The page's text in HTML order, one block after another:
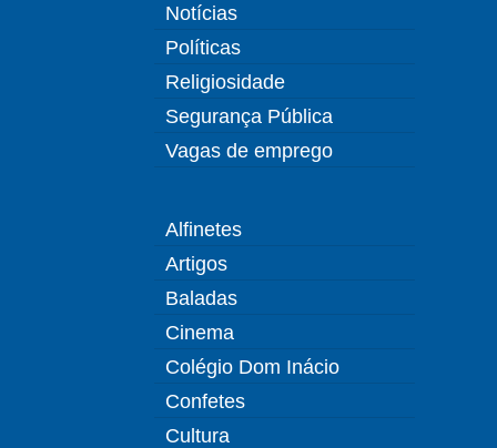
Notícias
Políticas
Religiosidade
Segurança Pública
Vagas de emprego
Alfinetes
Artigos
Baladas
Cinema
Colégio Dom Inácio
Confetes
Cultura